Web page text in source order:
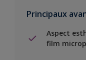
Principaux
Aspect
film